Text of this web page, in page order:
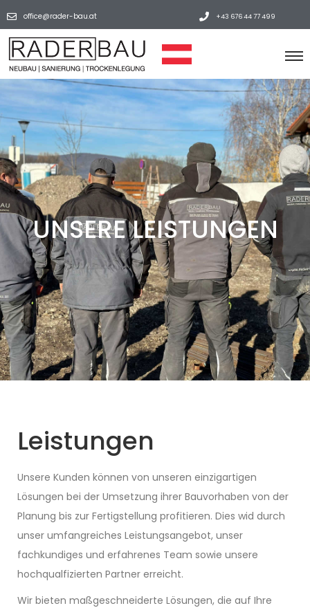
office@rader-bau.at +43 676 44 77 499
UNSERE LEISTUNGEN
Leistungen
Unsere Kunden können von unseren einzigartigen
Lösungen bei der Umsetzung ihrer Bauvorhaben von der
Planung bis zur Fertigstellung profitieren. Dies wid durch
unser umfangreiches Leistungsangebot, unser
fachkundiges und erfahrenes Team sowie unsere
hochqualfizierten Partner erreicht.
Wir bieten maßgeschneiderte Lösungen, die auf Ihre